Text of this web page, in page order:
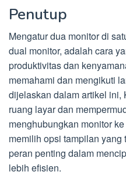
Penutup
Mengatur dua monitor di
dual monitor, adalah cara
produktivitas dan
memahami dan mengikuti
dijelaskan dalam artikel ini,
ruang layar dan
menghubungkan monitor
memilih opsi tampilan
peran penting dalam
lebih efisien.